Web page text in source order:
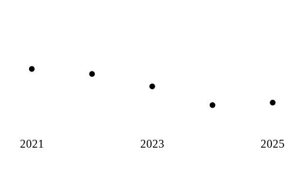
2021 2023 2025